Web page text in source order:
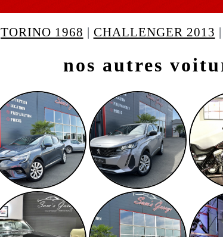
TORINO 1968 | CHALLENGER 2013 |
nos autres